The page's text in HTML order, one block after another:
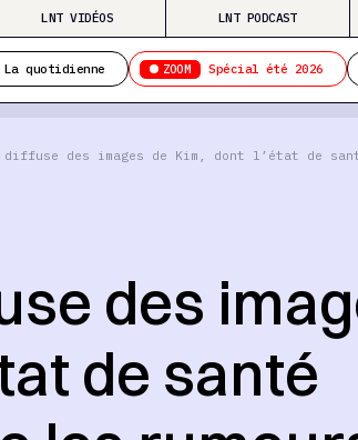
LNT VIDÉOS LNT PODCAST
La quotidienne ZOOM Spécial été 2026
diffuse des images de Kim, dont l’état de
des
de santé